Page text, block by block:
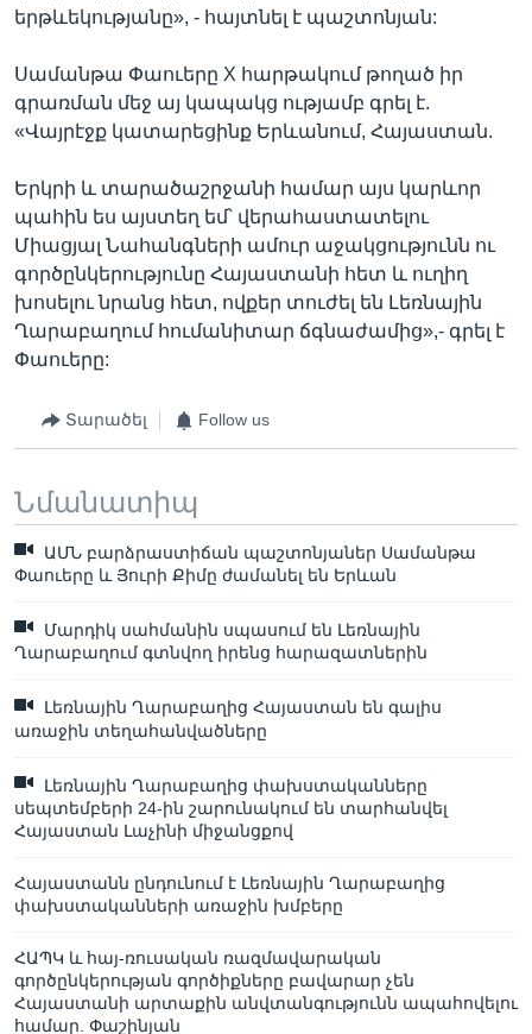
երթևեկությանը», - հայտնել է պաշտոնյան:
Սամանթա Փաուերը X հարթակում թողած իր
գրառման մեջ այ կապակց ությամբ գրել է.
«Վայրէջք կատարեցինք Երևանում, Հայաստան.
Երկրի և տարածաշրջանի համար այս կարևոր
պահին ես այստեղ եմ՝ վերահաստատելու
Միացյալ Նահանգների ամուր աջակցությունն ու
գործընկերությունը Հայաստանի հետ և ուղիղ
խոսելու նրանց հետ, ովքեր տուժել են Լեռնային
Ղարաբաղում հումանիտար ճգնաժամից»,- գրել է
Փաուերը:
Տարածել Follow us
Նմանատիպ
ԱՄՆ բարձրաստիճան պաշտոնյաներ Սամանթա
Փաուերը և Յուրի Քիմը ժամանել են Երևան
Մարդիկ սահմանին սպասում են Լեռնային
Ղարաբաղում գտնվող իրենց հարազատներին
Լեռնային Ղարաբաղից Հայաստան են գալիս
առաջին տեղահանվածները
Լեռնային Ղարաբաղից փախստականները
սեպտեմբերի 24-ին շարունակում են տարհանվել
Հայաստան Լաչինի միջանցքով
Հայաստանն ընդունում է Լեռնային Ղարաբաղից
փախստականների առաջին խմբերը
ՀԱՊԿ և հայ-ռուսական ռազմավարական
գործընկերության գործիքները բավարար չեն
Հայաստանի արտաքին անվտանգությունն ապահովելու
համար. Փաշինյան